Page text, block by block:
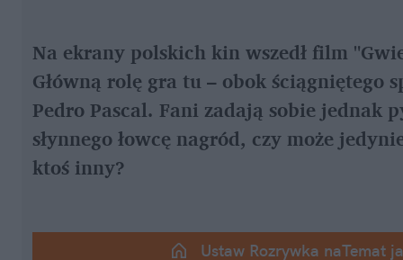
Na ekrany polskich kin wszedł film
Główną rolę gra tu – obok ściągniętego
Pedro Pascal. Fani zadają sobie jednak
słynnego łowcę nagród, czy może
ktoś inny?
Ustaw Rozrywka naTemat